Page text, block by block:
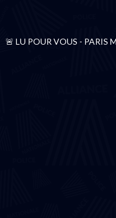
🚨 LU POUR VOUS - PARIS